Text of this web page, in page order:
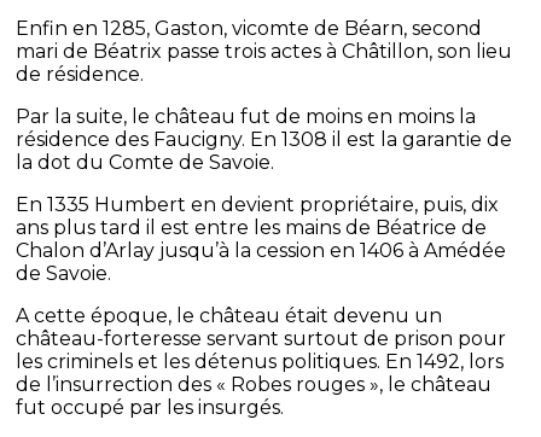
Enfin en 1285, Gaston, vicomte de Béarn, second
mari de Béatrix passe trois actes à Châtillon, son lieu
de résidence.
Par la suite, le château fut de moins en moins la
résidence des Faucigny. En 1308 il est la garantie de
la dot du Comte de Savoie.
En 1335 Humbert en devient propriétaire, puis, dix
ans plus tard il est entre les mains de Béatrice de
Chalon d’Arlay jusqu’à la cession en 1406 à Amédée
de Savoie.
A cette époque, le château était devenu un
château-forteresse servant surtout de prison pour
les criminels et les détenus politiques. En 1492, lors
de l’insurrection des « Robes rouges », le château
fut occupé par les insurgés.